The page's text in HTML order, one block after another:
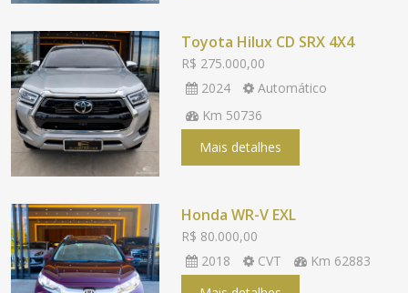
Toyota Hilux CD SRX 4X4
R$ 275.000,00
2024
Automático
Km 50736
Mais detalhes
Honda WR-V EXL
R$ 80.000,00
2018
CVT
Km 62883